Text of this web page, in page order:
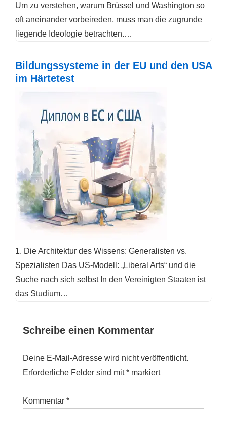
Um zu verstehen, warum Brüssel und Washington so
oft aneinander vorbeireden, muss man die zugrunde
liegende Ideologie betrachten.…
Bildungssysteme in der EU und den USA
im Härtetest
1. Die Architektur des Wissens: Generalisten vs.
Spezialisten Das US-Modell: „Liberal Arts“ und die
Suche nach sich selbst In den Vereinigten Staaten ist
das Studium…
Schreibe einen Kommentar
Deine E-Mail-Adresse wird nicht veröffentlicht.
Erforderliche Felder sind mit* markiert
Kommentar *